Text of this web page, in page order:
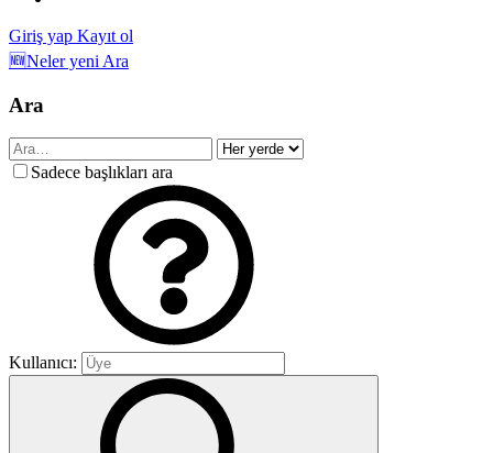
Giriş yap Kayıt ol
🆕Neler yeni Ara
Ara
Sadece başlıkları ara
Kullanıcı: